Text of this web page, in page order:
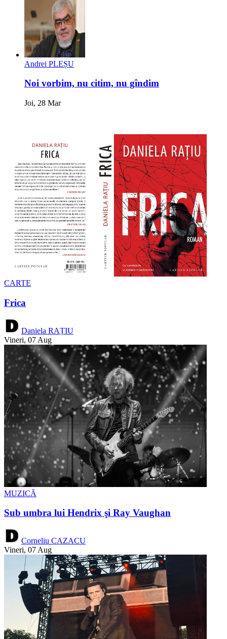
Andrei PLEȘU
Noi vorbim, nu citim, nu gîndim
Joi, 28 Mar
CARTE
Frica
Daniela RAȚIU
Vineri, 07 Aug
MUZICĂ
Sub umbra lui Hendrix şi Ray Vaughan
Corneliu CAZACU
Vineri, 07 Aug